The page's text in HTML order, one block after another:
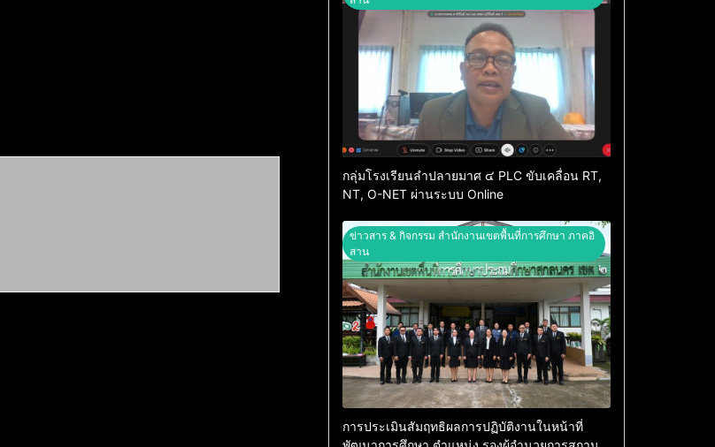
กลุ่มโรงเรียนลำปลายมาศ ๔ PLC ขับเคลื่อน RT,
NT, O-NET ผ่านระบบ Online
ข่าวสาร & กิจกรรม สำนักงานเขตพื้นที่การศึกษา ภาคอิ
สาน
การประเมินสัมฤทธิผลการปฏิบัติงานในหน้าที่